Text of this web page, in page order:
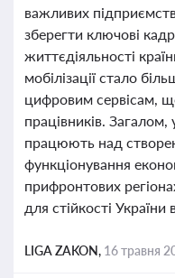
важливих
зберегти ключові
життєдіяльності
мобілізації стало
цифровим сервісам,
працівників.
працюють над
функціонування
прифронтових
для стійкості України
LIGA ZAKON, 16 травня